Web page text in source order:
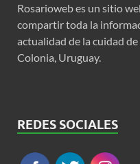
Rosarioweb es un sitio
compartir toda la
actualidad de la cuidad
Colonia, Uruguay.
REDES SOCIALES